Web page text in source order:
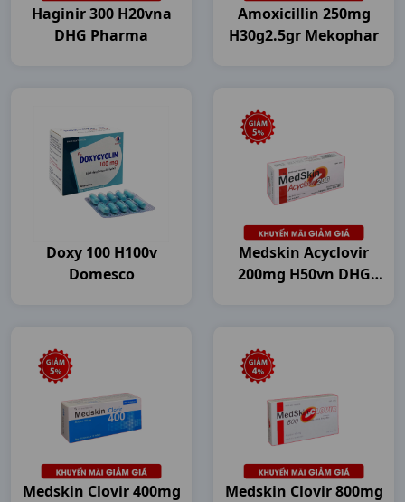
Haginir 300 H20vna
DHG Pharma
Amoxicillin 250mg
H30g2.5gr Mekophar
Doxy 100 H100v
Domesco
Medskin Acyclovir
200mg H50vn DHG
Medskin Clovir 400mg
Medskin Clovir 800mg